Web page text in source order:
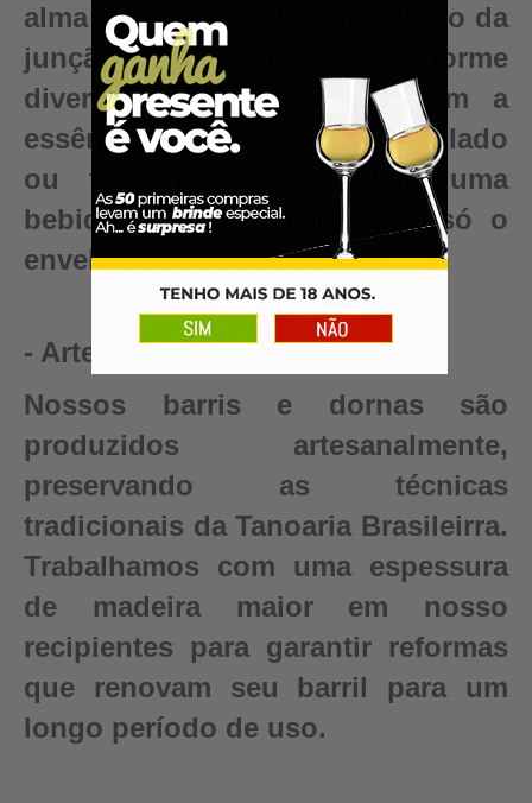
alma para sua bebida, resultado da
junção da nossa enorme
diversidade de madeiras com a
essência e pureza do seu destilado
ou fermentado. Conquiste uma
bebida autêntica, valor que só o
envelhecimento pode criar.
- Artesanal
Nossos barris e dornas são
produzidos artesanalmente,
preservando as técnicas
tradicionais da Tanoaria Brasileirra.
Trabalhamos com uma espessura
de madeira maior em nosso
recipientes para garantir reformas
que renovam seu barril para um
longo período de uso.